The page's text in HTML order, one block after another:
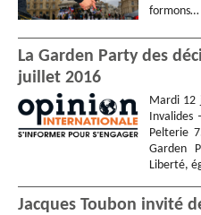
formons…
La Garden Party des
juillet 2016
Mardi 12
Invalides
Pelterie
Garden
Liberté,
Jacques Toubon invité